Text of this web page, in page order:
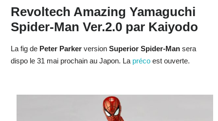
Revoltech Amazing Yamaguchi
Spider-Man Ver.2.0 par Kaiyodo
La fig de Peter Parkerversion Superior Spider-Mansera
dispo le 31 mai prochain au Japon. La précoest ouverte.